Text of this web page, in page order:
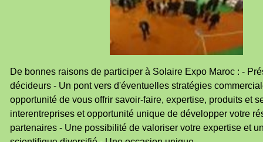
De bonnes raisons de participer à Solaire Expo Maroc : -
décideurs - Un pont vers d'éventuelles stratégies
opportunité de vous offrir savoir-faire, expertise, produits et
interentreprises et opportunité unique de développer votre
partenaires - Une possibilité de valoriser votre expertise et